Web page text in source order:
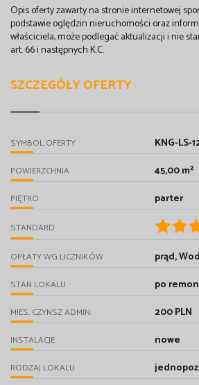
Opis oferty zawarty na stronie internetowej
podstawie oględzin nieruchomości oraz
właściciela, może podlegać aktualizacji i nie
art. 66 i następnych K.C.
SZCZEGÓŁY OFERTY
SYMBOL OFERTY KNG-LS-
POWIERZCHNIA 45,00 m²
PIĘTRO parter
STANDARD
OPŁATY WG LICZNIKÓW prąd,
STAN LOKALU po
MIES. CZYNSZ ADMIN. 200 PLN
INSTALACJE nowe
RODZAJ LOKALU